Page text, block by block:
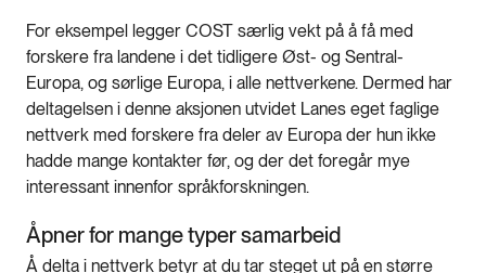
For eksempel legger COST særlig vekt på å få med
forskere fra landene i det tidligere Øst- og Sentral-
Europa, og sørlige Europa, i alle nettverkene. Dermed har
deltagelsen i denne aksjonen utvidet Lanes eget faglige
nettverk med forskere fra deler av Europa der hun ikke
hadde mange kontakter før, og der det foregår mye
interessant innenfor språkforskningen.
Åpner for mange typer samarbeid
Å delta i nettverk betyr at du tar steget ut på en større